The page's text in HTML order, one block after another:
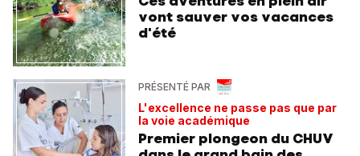
vont sauver vos vacances
d'été
PRÉSENTÉ PAR
L'excellence ne passe pas que par
la voie académique
Premier plongeon du CHUV